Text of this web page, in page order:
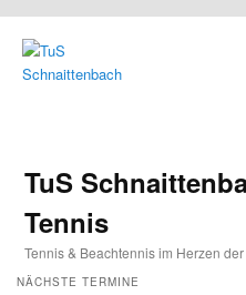
TuS
Tennis
Tennis & Beachtennis im Herzen
NÄCHSTE TERMINE